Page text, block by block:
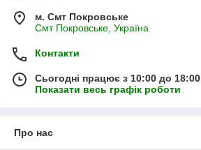
м. Смт Покровське
Смт Покровське, Україна
Контакти
Сьогодні працює з 10:00 до 18:00
Показати весь графік роботи
Про нас